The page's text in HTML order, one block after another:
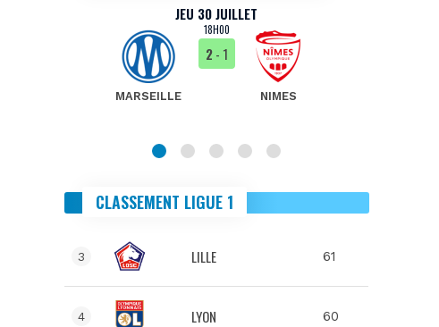
JEU 30 JUILLET
18H00
MARSEILLE
2- 1
NIMES
CLASSEMENT LIGUE 1
3 LILLE 61
4 LYON 60